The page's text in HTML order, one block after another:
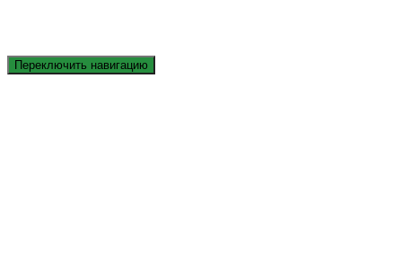
Переключить навигацию